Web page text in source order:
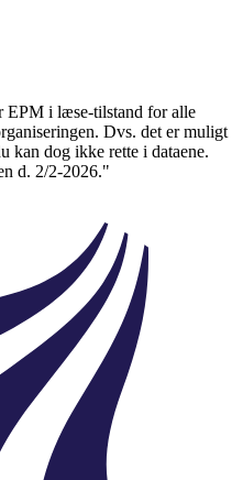
EPM i læse-tilstand for alle
Dvs. det er muligt
kan dog ikke rette i dataene.
d. 2/2-2026."